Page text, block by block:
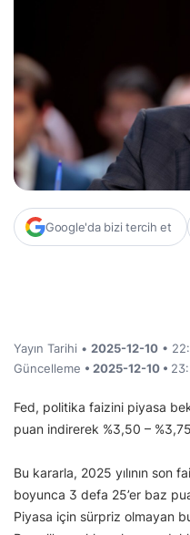
Google'da bizi tercih et
Yayın Tarihi • 2025-12-10 •
Güncelleme • 2025-12-10 •
Fed, politika faizini piyasa
puan indirerek %3,50 –
Bu kararla, 2025 yılının son
boyunca 3 defa 25’er baz
Piyasa için sürpriz olmayan